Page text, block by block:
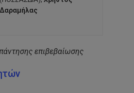
Δαραμήλας
επιβεβαίωσης